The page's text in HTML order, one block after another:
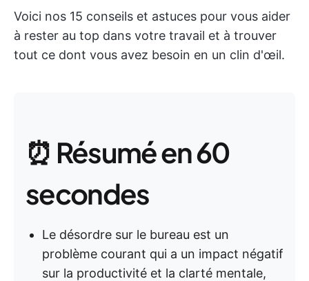
Voici nos 15 conseils et astuces pour vous aider
à rester au top dans votre travail et à trouver
tout ce dont vous avez besoin en un clin d'œil.
⏰ Résumé en 60
secondes
Le désordre sur le bureau est un
problème courant qui a un impact négatif
sur la productivité et la clarté mentale,